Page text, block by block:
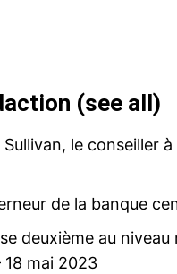
(see all)
le conseiller
de la banque
deuxième au
18 mai 2023